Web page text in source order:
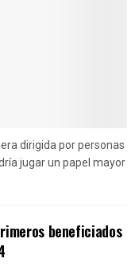
dirigida por personas
jugar un papel mayor
beneficiados